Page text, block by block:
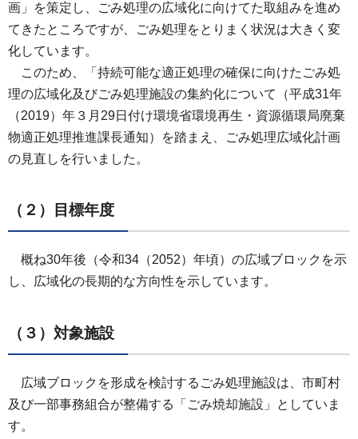
画」を策定し、ごみ処理の広域化に向けてた取組みを進め
てきたところですが、ごみ処理をとりまく状況は大きく変
化しています。
このため、「持続可能な適正処理の確保に向けたごみ処
理の広域化及びごみ処理施設の集約化について（平成31年
（2019）年３月29日付け環境省環境再生・資源循環局廃棄
物適正処理推進課長通知）を踏まえ、ごみ処理広域化計画
の見直しを行いました。
（２）目標年度
概ね30年後（令和34（2052）年頃）の広域ブロックを示
し、広域化の長期的な方向性を示しています。
（３）対象施設
広域ブロックを形成を検討するごみ処理施設は、市町村
及び一部事務組合が整備する「ごみ焼却施設」としていま
す。